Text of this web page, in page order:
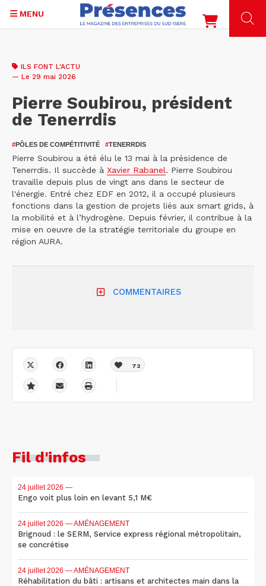
contenu
MENU
ILS FONT L'ACTU
— Le 29 mai 2026
Pierre Soubirou, président
de Tenerrdis
#PÔLES DE COMPÉTITIVITÉ #TENERRDIS
Pierre Soubirou a été élu le 13 mai à la présidence de
Tenerrdis. Il succède à Xavier Rabanel. Pierre Soubirou
travaille depuis plus de vingt ans dans le secteur de
l'énergie. Entré chez EDF en 2012, il a occupé plusieurs
fonctions dans la gestion de projets liés aux smart grids, à
la mobilité et à l’hydrogène. Depuis février, il contribue à la
mise en oeuvre de la stratégie territoriale du groupe en
région AURA.
COMMENTAIRES
72
Fil d'infos
24 juillet 2026 —
Engo voit plus loin en levant 5,1 M€
24 juillet 2026 — AMÉNAGEMENT
Brignoud : le SERM, Service express régional métropolitain,
se concrétise
24 juillet 2026 — AMÉNAGEMENT
Réhabilitation du bâti : artisans et architectes main dans la